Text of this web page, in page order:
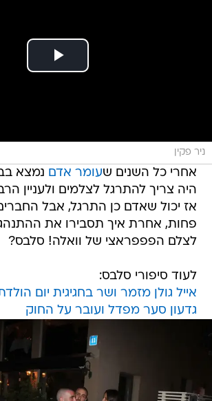
ניר פקין
אחרי כל השנים שעומר אדם נמצא
היה צריך להתרגל לצלמים ולעניין
אז יכול שאדם כן התרגל, אבל
פחות, אחרת איך תסבירו את
לצלם הפפפראצי של וואלה! סלבס?
לעוד סיפורי סלבס:
אייל גולן מזמר ושר בחגיגית יום
גדעון סער מפדל ועובר על החוק